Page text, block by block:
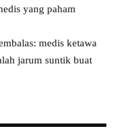
yang paham
medis ketawa
jarum suntik buat